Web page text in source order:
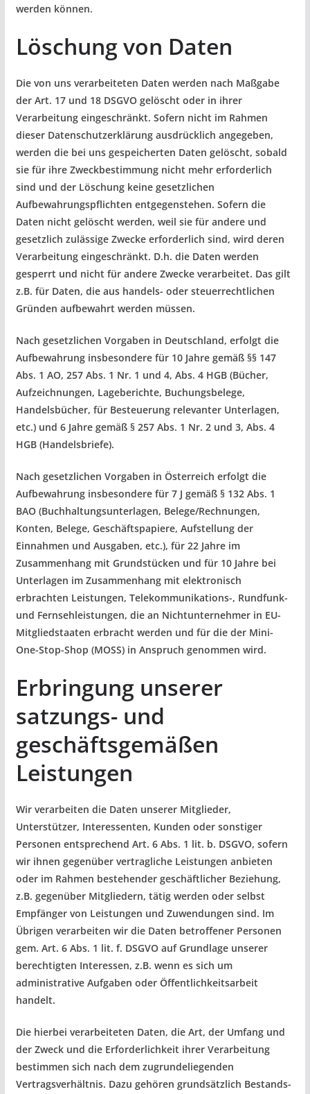
werden können.
Löschung von Daten
Die von uns verarbeiteten Daten werden nach Maßgabe
der Art. 17 und 18 DSGVO gelöscht oder in ihrer
Verarbeitung eingeschränkt. Sofern nicht im Rahmen
dieser Datenschutzerklärung ausdrücklich angegeben,
werden die bei uns gespeicherten Daten gelöscht, sobald
sie für ihre Zweckbestimmung nicht mehr erforderlich
sind und der Löschung keine gesetzlichen
Aufbewahrungspflichten entgegenstehen. Sofern die
Daten nicht gelöscht werden, weil sie für andere und
gesetzlich zulässige Zwecke erforderlich sind, wird deren
Verarbeitung eingeschränkt. D.h. die Daten werden
gesperrt und nicht für andere Zwecke verarbeitet. Das gilt
z.B. für Daten, die aus handels- oder steuerrechtlichen
Gründen aufbewahrt werden müssen.
Nach gesetzlichen Vorgaben in Deutschland, erfolgt die
Aufbewahrung insbesondere für 10 Jahre gemäß §§ 147
Abs. 1 AO, 257 Abs. 1 Nr. 1 und 4, Abs. 4 HGB (Bücher,
Aufzeichnungen, Lageberichte, Buchungsbelege,
Handelsbücher, für Besteuerung relevanter Unterlagen,
etc.) und 6 Jahre gemäß § 257 Abs. 1 Nr. 2 und 3, Abs. 4
HGB (Handelsbriefe).
Nach gesetzlichen Vorgaben in Österreich erfolgt die
Aufbewahrung insbesondere für 7 J gemäß § 132 Abs. 1
BAO (Buchhaltungsunterlagen, Belege/Rechnungen,
Konten, Belege, Geschäftspapiere, Aufstellung der
Einnahmen und Ausgaben, etc.), für 22 Jahre im
Zusammenhang mit Grundstücken und für 10 Jahre bei
Unterlagen im Zusammenhang mit elektronisch
erbrachten Leistungen, Telekommunikations-, Rundfunk-
und Fernsehleistungen, die an Nichtunternehmer in EU-
Mitgliedstaaten erbracht werden und für die der Mini-
One-Stop-Shop (MOSS) in Anspruch genommen wird.
Erbringung unserer
satzungs- und
geschäftsgemäßen
Leistungen
Wir verarbeiten die Daten unserer Mitglieder,
Unterstützer, Interessenten, Kunden oder sonstiger
Personen entsprechend Art. 6 Abs. 1 lit. b. DSGVO, sofern
wir ihnen gegenüber vertragliche Leistungen anbieten
oder im Rahmen bestehender geschäftlicher Beziehung,
z.B. gegenüber Mitgliedern, tätig werden oder selbst
Empfänger von Leistungen und Zuwendungen sind. Im
Übrigen verarbeiten wir die Daten betroffener Personen
gem. Art. 6 Abs. 1 lit. f. DSGVO auf Grundlage unserer
berechtigten Interessen, z.B. wenn es sich um
administrative Aufgaben oder Öffentlichkeitsarbeit
handelt.
Die hierbei verarbeiteten Daten, die Art, der Umfang und
der Zweck und die Erforderlichkeit ihrer Verarbeitung
bestimmen sich nach dem zugrundeliegenden
Vertragsverhältnis. Dazu gehören grundsätzlich Bestands-